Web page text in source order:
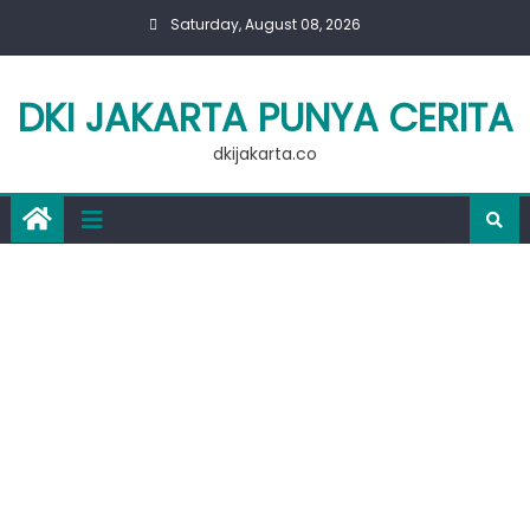
Saturday, August 08, 2026
DKI JAKARTA PUNYA CERITA
dkijakarta.co